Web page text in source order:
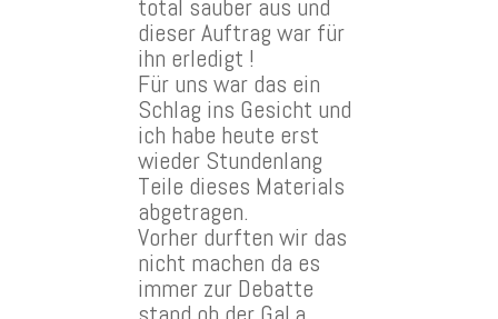
total sauber aus und
dieser Auftrag war für
ihn erledigt !
Für uns war das ein
Schlag ins Gesicht und
ich habe heute erst
wieder Stundenlang
Teile dieses Materials
abgetragen.
Vorher durften wir das
nicht machen da es
immer zur Debatte